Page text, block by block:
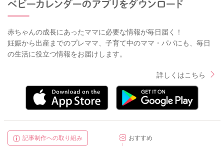
赤ちゃんの成長にあったママに必要な情報が毎日届く！
妊娠から出産までのプレママ、子育て中のママ・パパにも、毎日
の生活に役立つ情報をお届けします。
詳しくはこちら
記事制作への取り組み
おすすめ